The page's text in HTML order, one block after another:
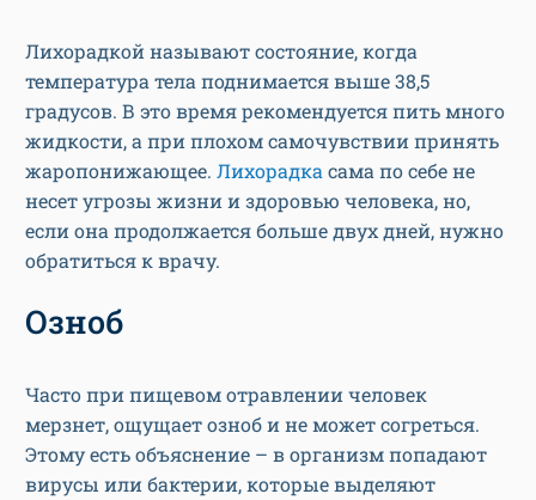
Лихорадкой называют состояние, когда
температура тела поднимается выше 38,5
градусов. В это время рекомендуется пить много
жидкости, а при плохом самочувствии принять
жаропонижающее. Лихорадкасама по себе не
несет угрозы жизни и здоровью человека, но,
если она продолжается больше двух дней, нужно
обратиться к врачу.
Озноб
Часто при пищевом отравлении человек
мерзнет, ощущает озноб и не может согреться.
Этому есть объяснение – в организм попадают
вирусы или бактерии, которые выделяют